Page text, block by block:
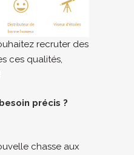
recruter des
ces qualités,
précis ?
chasse aux